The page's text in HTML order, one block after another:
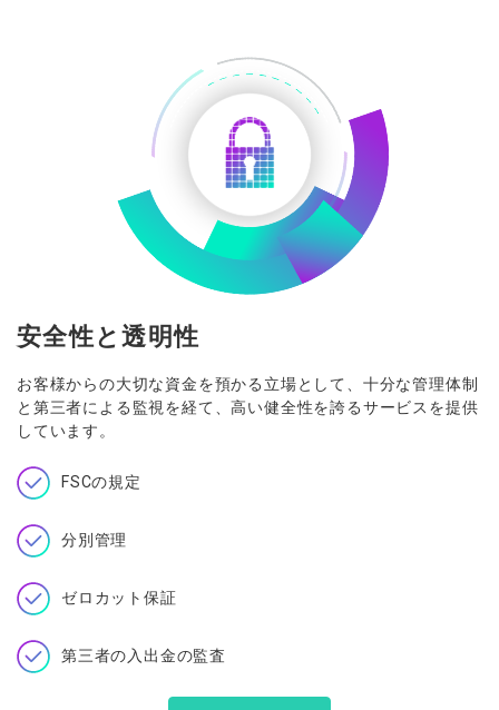
安全性と透明性
お客様からの大切な資金を預かる立場として、十分な管理体制
と第三者による監視を経て、高い健全性を誇るサービスを提供
しています。
FSCの規定
分別管理
ゼロカット保証
第三者の入出金の監査